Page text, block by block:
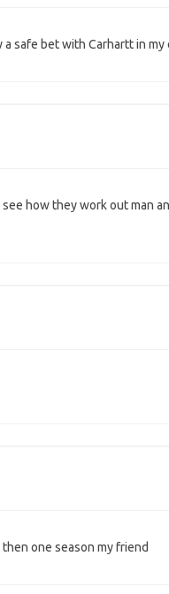
safe bet with Carhartt in
how they work out man
one season my friend